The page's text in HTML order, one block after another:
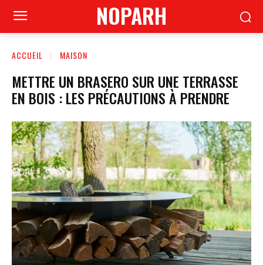
NOPARH
ACCUEIL MAISON
METTRE UN BRASERO SUR UNE TERRASSE
EN BOIS : LES PRÉCAUTIONS À PRENDRE